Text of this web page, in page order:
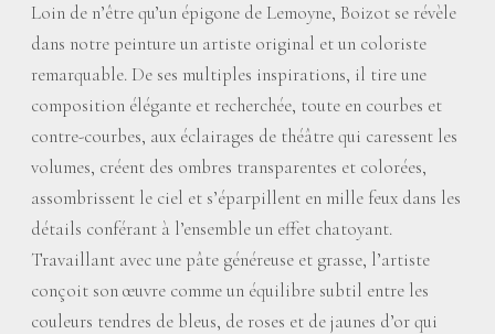
Loin de n’être qu’un épigone de Lemoyne, Boizot se révèle
dans notre peinture un artiste original et un coloriste
remarquable. De ses multiples inspirations, il tire une
composition élégante et recherchée, toute en courbes et
contre-courbes, aux éclairages de théâtre qui caressent les
volumes, créent des ombres transparentes et colorées,
assombrissent le ciel et s’éparpillent en mille feux dans les
détails conférant à l’ensemble un effet chatoyant.
Travaillant avec une pâte généreuse et grasse, l’artiste
conçoit son œuvre comme un équilibre subtil entre les
couleurs tendres de bleus, de roses et de jaunes d’or qui